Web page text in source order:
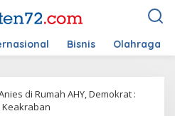
Bisnis Olahraga
di Rumah AHY, Demokrat :